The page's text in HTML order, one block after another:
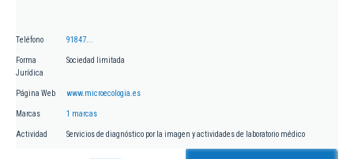
Teléfono 91847...
Forma
Jurídica
Sociedad limitada
Página Web www.microecologia.es
Marcas 1 marcas
Actividad Servicios de diagnóstico por la imagen y actividades de laboratorio médico